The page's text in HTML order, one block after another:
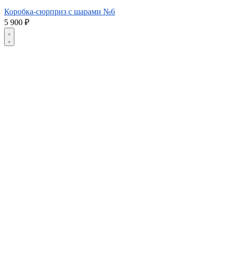
Коробка-сюрприз с шарами №6
5 900 ₽